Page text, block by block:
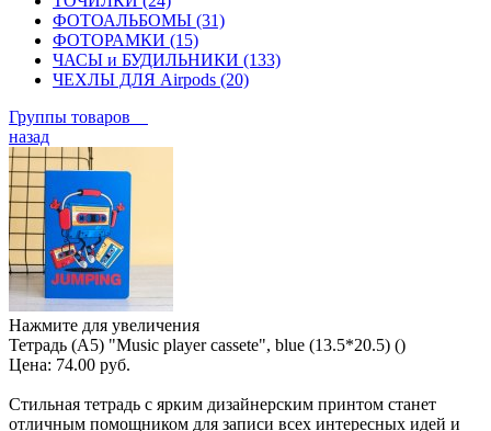
ФОТОАЛЬБОМЫ (31)
ФОТОРАМКИ (15)
ЧАСЫ и БУДИЛЬНИКИ (133)
ЧЕХЛЫ ДЛЯ Airpods (20)
Группы товаров
назад
Нажмите для увеличения
Тетрадь (A5) "Music player cassete", blue (13.5*20.5) ()
Цена: 74.00 руб.
Стильная тетрадь с ярким дизайнерским принтом станет
отличным помощником для записи всех интересных идей и